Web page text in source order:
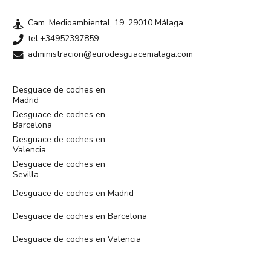
Cam. Medioambiental, 19, 29010 Málaga
tel:+34952397859
administracion@eurodesguacemalaga.com
Desguace de coches en
Madrid
Desguace de coches en
Barcelona
Desguace de coches en
Valencia
Desguace de coches en
Sevilla
Desguace de coches en Madrid
Desguace de coches en Barcelona
Desguace de coches en Valencia